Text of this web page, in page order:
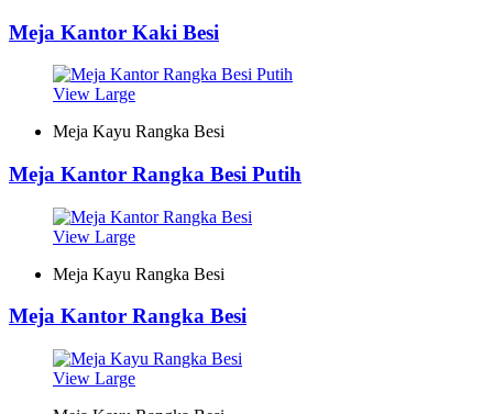
Meja Kantor Kaki Besi
View Large
Meja Kayu Rangka Besi
Meja Kantor Rangka Besi Putih
View Large
Meja Kayu Rangka Besi
Meja Kantor Rangka Besi
View Large